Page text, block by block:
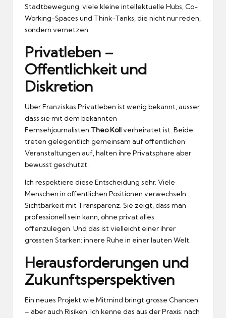
Stadtbewegung: viele kleine intellektuelle Hubs, Co-
Working-Spaces und Think-Tanks, die nicht nur reden,
sondern vernetzen.
Privatleben –
Offentlichkeit und
Diskretion
Uber Franziskas Privatleben ist wenig bekannt, ausser
dass sie mit dem bekannten
Fernsehjournalisten Theo Kollverheiratet ist. Beide
treten gelegentlich gemeinsam auf offentlichen
Veranstaltungen auf, halten ihre Privatsphare aber
bewusst geschutzt.
Ich respektiere diese Entscheidung sehr. Viele
Menschen in offentlichen Positionen verwechseln
Sichtbarkeit mit Transparenz. Sie zeigt, dass man
professionell sein kann, ohne privat alles
offenzulegen. Und das ist vielleicht einer ihrer
grossten Starken: innere Ruhe in einer lauten Welt.
Herausforderungen und
Zukunftsperspektiven
Ein neues Projekt wie Mitmind bringt grosse Chancen
– aber auch Risiken. Ich kenne das aus der Praxis: nach